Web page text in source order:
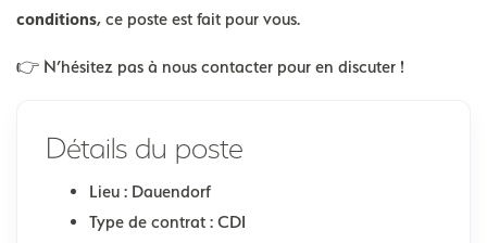
conditions, ce poste est fait pour vous.
👉 N’hésitez pas à nous contacter pour en discuter !
Détails du poste
Lieu : Dauendorf
Type de contrat :CDI